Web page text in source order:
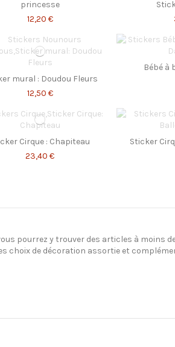
princesse
12,20 €
mural : Doudou Fleurs
12,50 €
Bébé à
Cirque : Chapiteau
23,40 €
Sticker
pourrez y trouver des articles à moins de
choix de décoration assortie et